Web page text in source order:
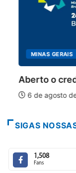
MINAS GERAIS
Aberto o
6 de agosto de
SIGAS
1,508
Fans